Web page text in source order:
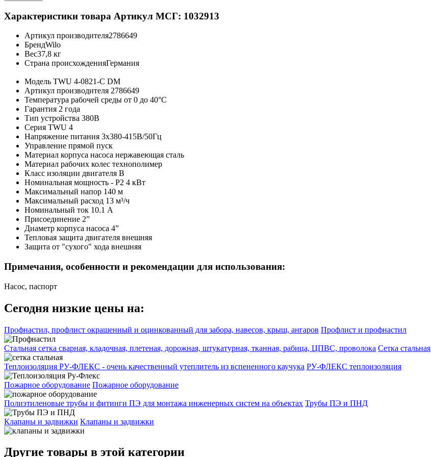
Характеристики товара Артикул МСГ: 1032913
Артикул производителя2786649
БрендWilo
Вес37,8 кг
Страна происхожденияГермания
Модель TWU 4-0821-C DM
Артикул производителя 2786649
Температура рабочей среды от 0 до 40°C
Гарантия 2 года
Тип устройства 380В
Серия TWU 4
Напряжение питания 3х380-415В/50Гц
Управление прямой пуск
Материал корпуса насоса нержавеющая сталь
Материал рабочих колес технополимер
Класс изоляции двигателя B
Номинальная мощность - P2 4 кВт
Максимальный напор 140 м
Максимальный расход 13 м³/ч
Номинальный ток 10.1 А
Присоединение 2”
Диаметр корпуса насоса 4”
Тепловая защита двигателя внешняя
Защита от "сухого" хода внешняя
Примечания, особенности и рекомендации для использования:
Насос, паспорт
Сегодня низкие цены на:
Профнастил, профлист окрашенный и оцинкованный для забора, навесов, крыш, ангаров Профлист и профнастил
Стальная сетка сварная, кладочная, плетеная, дорожная, штукатурная, тканная, рабица, ЦПВС, проволока Сетка стальная
Теплоизоляция РУ-ФЛЕКС - очень качественный утеплитель из вспененного каучука РУ-ФЛЕКС теплоизоляция
Пожарное оборудование Пожарное оборудование
Полиэтиленовые трубы и фитинги ПЭ для монтажа инженерных систем на объектах Трубы ПЭ и ПНД
Клапаны и задвижки Клапаны и задвижки
Другие товары в этой категории